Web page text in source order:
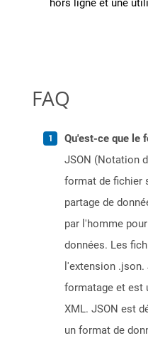
hors ligne et une
FAQ
Qu'est-ce que le
JSON (Notation
format de fichier
partage de
par l'homme
données. Les
l'extension
formatage et est
XML. JSON est
un format de